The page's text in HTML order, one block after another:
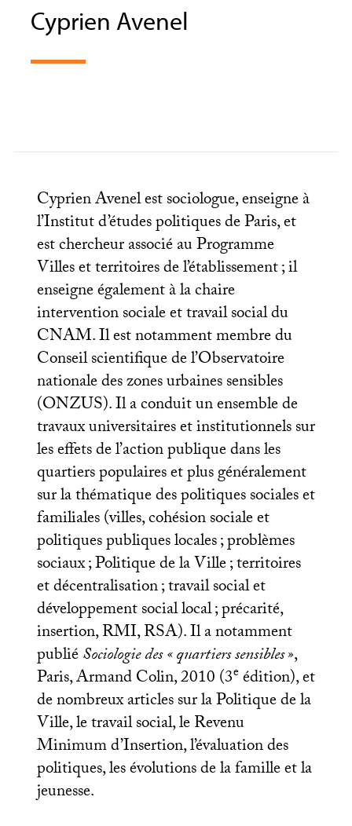
Cyprien Avenel
Cyprien Avenel est sociologue, enseigne à
l’Institut d’études politiques de Paris, et
est chercheur associé au Programme
Villes et territoires de l’établissement; il
enseigne également à la chaire
intervention sociale et travail social du
CNAM. Il est notamment membre du
Conseil scientifique de l’Observatoire
nationale des zones urbaines sensibles
(ONZUS). Il a conduit un ensemble de
travaux universitaires et institutionnels sur
les effets de l’action publique dans les
quartiers populaires et plus généralement
sur la thématique des politiques sociales et
familiales (villes, cohésion sociale et
politiques publiques locales; problèmes
sociaux; Politique de la Ville; territoires
et décentralisation; travail social et
développement social local; précarité,
insertion,RMI,RSA). Il a notamment
publiéSociologie des «quartiers sensibles»,
Paris, Armand Colin, 2010 (3eédition), et
de nombreux articles sur la Politique de la
Ville, le travail social, le Revenu
Minimum d’Insertion, l’évaluation des
politiques, les évolutions de la famille et la
jeunesse.